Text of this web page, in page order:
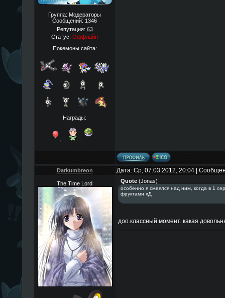
Группа: Модераторы
Сообщений: 1346
Репутация: 63
Статус: Оффлайн
Покемоны сайта:
Награды:
Darkumbreon Дата: Ср, 07.03.2012, 20:04 |
The Time Lord Quote(Jonas)
особенно я смеялся над ним, когда в 1
фруктами хД
доо.классный момент. какая